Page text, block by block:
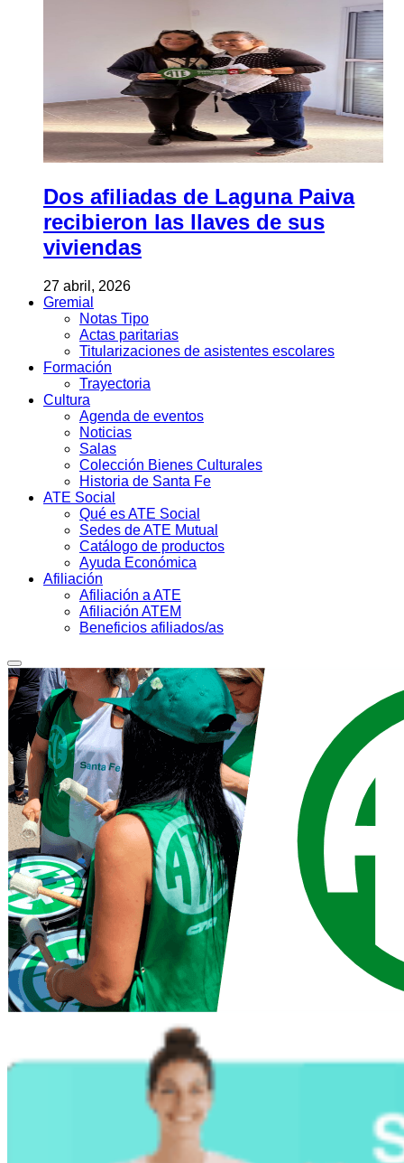
Dos afiliadas de Laguna Paiva
recibieron las llaves de sus
viviendas
27 abril, 2026
Gremial
Notas Tipo
Actas paritarias
Titularizaciones de asistentes escolares
Formación
Trayectoria
Cultura
Agenda de eventos
Noticias
Salas
Colección Bienes Culturales
Historia de Santa Fe
ATE Social
Qué es ATE Social
Sedes de ATE Mutual
Catálogo de productos
Ayuda Económica
Afiliación
Afiliación a ATE
Afiliación ATEM
Beneficios afiliados/as